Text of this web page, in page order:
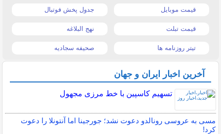
قیمت موبایل جدول پخش فوتبال
قیمت تبلت نهج البلاغه
تیتر روزنامه ها صحیفه سجادیه
آخرین اخبار ایران و جهان
تسهیم کاسپین با خط مرزی مجهول
مسی به عروسی رونالدو دعوت نشد؛ جورجینا اما آنتونلا را دعوت
کرد!